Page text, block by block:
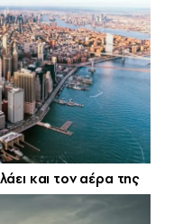
και τον αέρα της